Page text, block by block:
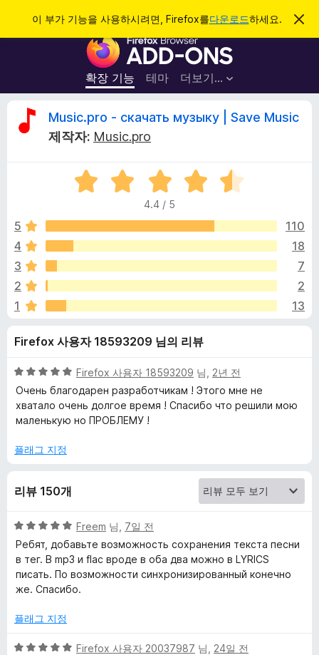
이 부가 기능을 사용하시려면, Firefox를다운로드하세요.
이
림
F
r
e
라
우
저
부
기
능
확장 기능 테마 더보기…
로그인
M
i
c
.
p
r
o
-
с
к
а
ч
а
т
Music.pro - скачать музыку | Save Music
제작자: Music.pro
5
점
점
4
4
4.4 / 5
5
110
4
18
3
7
2
2
1
13
Firefox 사용자 18593209 님의 리뷰
5
점
만
점
5
Firefox 사용자 18593209 님, 2년 전
Очень благодарен разработчикам ! Этого мне не
хватало очень долгое время ! Спасибо что решили мою
маленькую но ПРОБЛЕМУ !
플래그 지정
리뷰 150개
5
점
만
점
에
점
Freem 님, 7일 전
Ребят, добавьте возможность сохранения текста песни
в тег. В mp3 и flac вроде в оба два можно в LYRICS
писать. По возможности синхронизированный конечно
же. Спасибо.
플래그 지정
5
Firefox 사용자 20037987 님, 24일 전